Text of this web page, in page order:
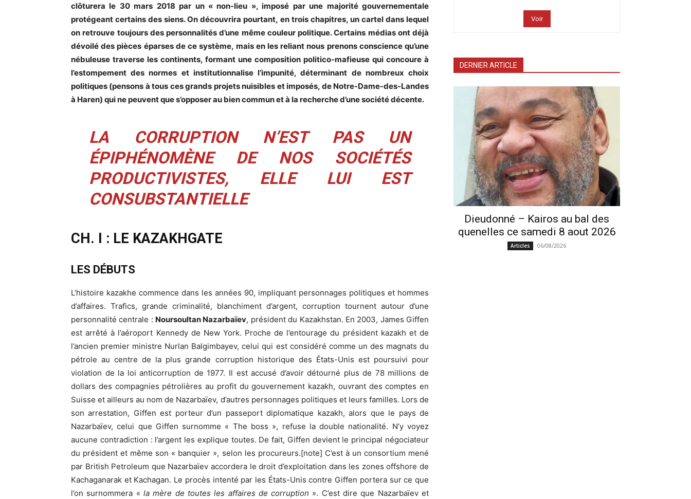
clôturera le 30 mars 2018 par un « non-lieu », imposé par une majorité gouvernementale
protégeant certains des siens. On découvrira pourtant, en trois chapitres, un cartel dans lequel
on retrouve toujours des personnalités d’une même couleur politique. Certains médias ont déjà
dévoilé des pièces éparses de ce système, mais en les reliant nous prenons conscience qu’une
nébuleuse traverse les continents, formant une composition politico-mafieuse qui concoure à
l’estompement des normes et institutionnalisel’impunité, déterminant de nombreux choix
politiques (pensons à tous ces grands projets nuisibles et imposés, de Notre-Dame-des-Landes
à Haren) qui ne peuvent que s’opposer au bien commun et à la recherche d’une société décente.
LA CORRUPTION N’EST PAS UN
ÉPIPHÉNOMÈNE DE NOS SOCIÉTÉS
PRODUCTIVISTES, ELLE LUI EST
CONSUBSTANTIELLE
CH. I : LE KAZAKHGATE
LES DÉBUTS
L’histoire kazakhe commence dans les années 90, impliquant personnages politiques et hommes
d’affaires. Trafics, grande criminalité, blanchiment d’argent, corruption tournent autour d’une
personnalité centrale : Noursoultan Nazarbaïev, président du Kazakhstan. En 2003, James Giffen
est arrêté à l’aéroport Kennedy de New York. Proche de l’entourage du président kazakh et de
l’ancien premier ministre Nurlan Balgimbayev, celui qui est considéré comme un des magnats du
pétrole au centre de la plus grande corruption historique des États-Unis est poursuivi pour
violation de la loi anticorruption de 1977. Il est accusé d’avoir détourné plus de 78 millions de
dollars des compagnies pétrolières au profit du gouvernement kazakh, ouvrant des comptes en
Suisse et ailleurs au nom de Nazarbaïev, d’autres personnages politiques et leurs familles. Lors de
son arrestation, Giffen est porteur d’un passeport diplomatique kazakh, alors que le pays de
Nazarbaïev, celui que Giffen surnomme « The boss », refuse la double nationalité. N’y voyez
aucune contradiction : l’argent les explique toutes. De fait, Giffen devient le principal négociateur
du président et même son « banquier », selon les procureurs.[note] C’est à un consortium mené
par British Petroleum que Nazarbaïev accordera le droit d’exploitation dans les zones offshore de
Kachaganarak et Kachagan. Le procès intenté par les États-Unis contre Giffen portera sur ce que
l’on surnommera « la mère de toutes les affaires de corruption ». C’est dire que Nazarbaïev et
Voir
DERNIER ARTICLE
Dieudonné – Kairos au bal des
quenelles ce samedi 8 aout 2026
Articles 06/08/2026